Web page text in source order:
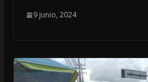
9 junio, 2024